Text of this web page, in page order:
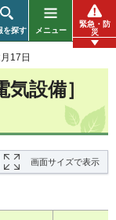
を探す メニュー
緊急・防
災
17日
設備］
画面サイズで表示